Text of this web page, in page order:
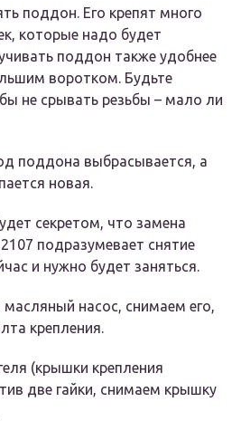
поддон. Его крепят много
которые надо будет
поддон также удобнее
воротком. Будьте
не срывать резьбы – мало ли
поддона выбрасывается, а
новая.
секретом, что замена
подразумевает снятие
и нужно будет заняться.
насос, снимаем его,
крепления.
(крышки крепления
две гайки, снимаем крышку